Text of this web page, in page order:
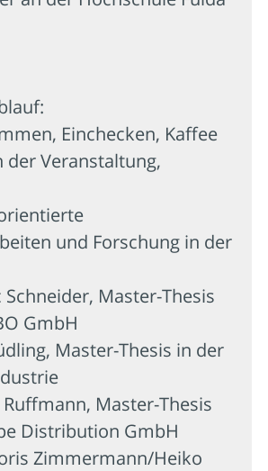
Einchecken, Kaffee
der Veranstaltung,
und Forschung in der
Master-Thesis
GmbH
Master-Thesis in der
Master-Thesis
Distribution GmbH
Zimmermann/Heiko